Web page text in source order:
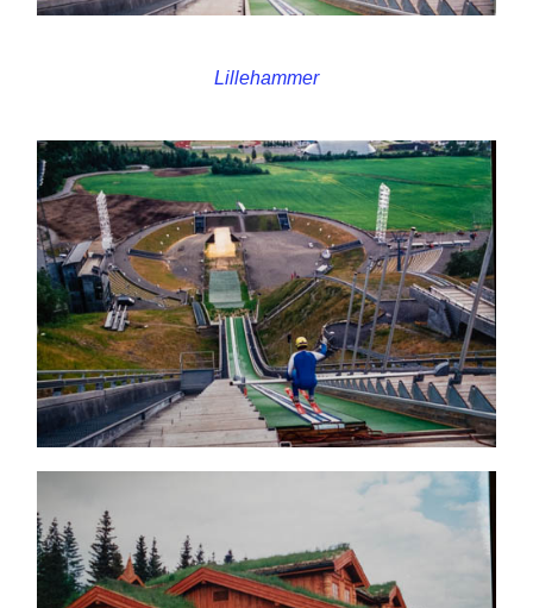
Lillehammer